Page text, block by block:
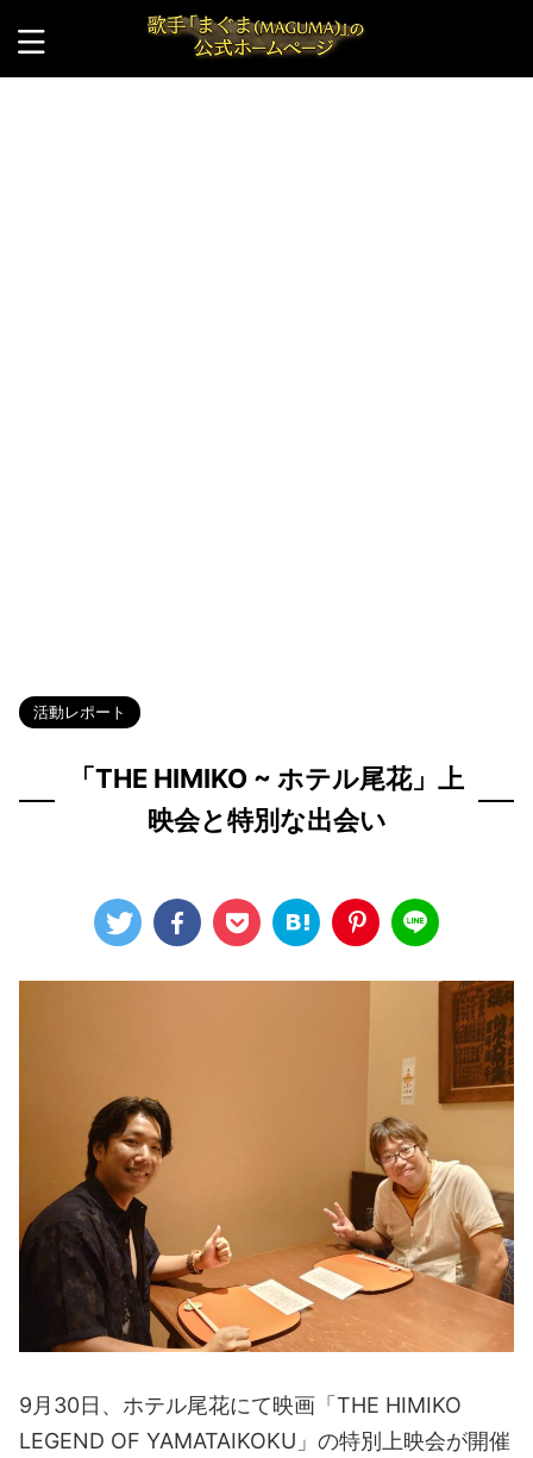
活動レポート
「THE HIMIKO ~ ホテル尾花」上
映会と特別な出会い
9月30日、ホテル尾花にて映画「THE HIMIKO
LEGEND OF YAMATAIKOKU」の特別上映会が開催